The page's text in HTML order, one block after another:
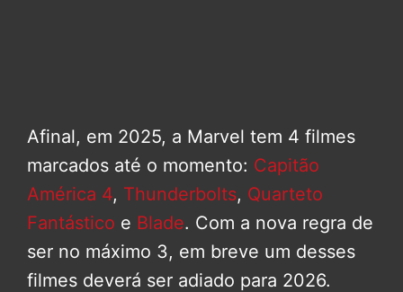
Afinal, em 2025, a Marvel tem 4 filmes
marcados até o momento: Capitão
América 4, Thunderbolts, Quarteto
Fantástico e Blade. Com a nova regra de
ser no máximo 3, em breve um desses
filmes deverá ser adiado para 2026.